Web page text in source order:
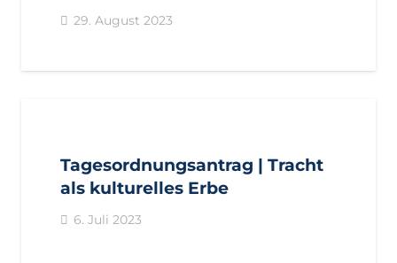
29. August 2023
Tagesordnungsantrag | Tracht
als kulturelles Erbe
6. Juli 2023